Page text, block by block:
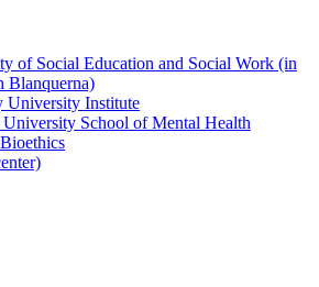
of Social Education and Social Work (in
Blanquerna)
University Institute
School of Mental Health